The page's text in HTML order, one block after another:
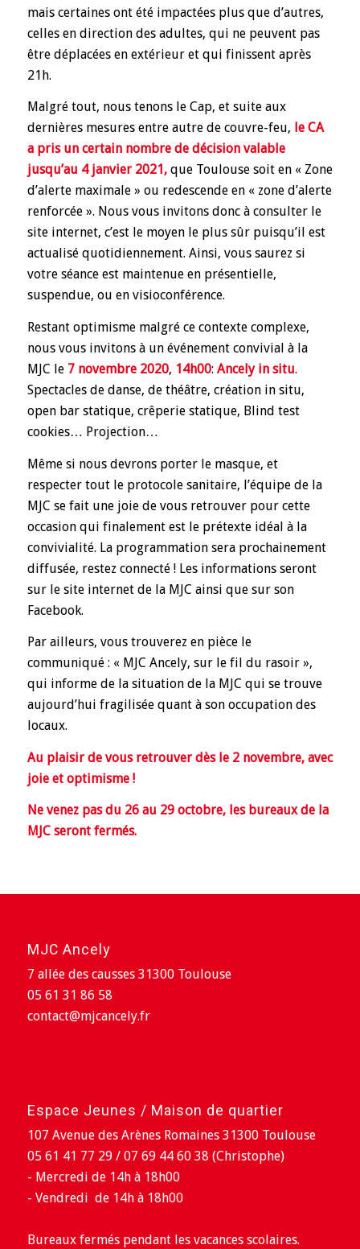
mais certaines ont été impactées plus que d’autres,
celles en direction des adultes, qui ne peuvent pas
être déplacées en extérieur et qui finissent après
21h.
Malgré tout, nous tenons le Cap, et suite aux
dernières mesures entre autre de couvre-feu, le CA
a pris un certain nombre de décision valable
jusqu’au 4 janvier 2021, que Toulouse soit en « Zone
d’alerte maximale » ou redescende en « zone d’alerte
renforcée ». Nous vous invitons donc à consulter le
site internet, c’est le moyen le plus sûr puisqu’il est
actualisé quotidiennement. Ainsi, vous saurez si
votre séance est maintenue en présentielle,
suspendue, ou en visioconférence.
Restant optimisme malgré ce contexte complexe,
nous vous invitons à un événement convivial à la
MJC le 7 novembre 2020, 14h00: Ancely in situ.
Spectacles de danse, de théâtre, création in situ,
open bar statique, crêperie statique, Blind test
cookies… Projection…
Même si nous devrons porter le masque, et
respecter tout le protocole sanitaire, l’équipe de la
MJC se fait une joie de vous retrouver pour cette
occasion qui finalement est le prétexte idéal à la
convivialité. La programmation sera prochainement
diffusée, restez connecté ! Les informations seront
sur le site internet de la MJC ainsi que sur son
Facebook.
Par ailleurs, vous trouverez en pièce le
communiqué : « MJC Ancely, sur le fil du rasoir »,
qui informe de la situation de la MJC qui se trouve
aujourd’hui fragilisée quant à son occupation des
locaux.
Au plaisir de vous retrouver dès le 2 novembre, avec
joie et optimisme !
Ne venez pas du 26 au 29 octobre, les bureaux de la
MJC seront fermés.
MJC Ancely
7 allée des causses 31300 Toulouse
05 61 31 86 58
contact@mjcancely.fr
Espace Jeunes / Maison de quartier
107 Avenue des Arènes Romaines 31300 Toulouse
05 61 41 77 29 / 07 69 44 60 38 (Christophe)
- Mercredi de 14h à 18h00
- Vendredi de 14h à 18h00
Bureaux fermés pendant les vacances scolaires.